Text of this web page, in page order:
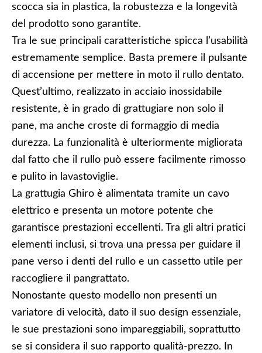
scocca sia in plastica, la robustezza e la longevità
del prodotto sono garantite.
Tra le sue principali caratteristiche spicca l’usabilità
estremamente semplice. Basta premere il pulsante
di accensione per mettere in moto il rullo dentato.
Quest’ultimo, realizzato in acciaio inossidabile
resistente, è in grado di grattugiare non solo il
pane, ma anche croste di formaggio di media
durezza. La funzionalità è ulteriormente migliorata
dal fatto che il rullo può essere facilmente rimosso
e pulito in lavastoviglie.
La grattugia Ghiro è alimentata tramite un cavo
elettrico e presenta un motore potente che
garantisce prestazioni eccellenti. Tra gli altri pratici
elementi inclusi, si trova una pressa per guidare il
pane verso i denti del rullo e un cassetto utile per
raccogliere il pangrattato.
Nonostante questo modello non presenti un
variatore di velocità, dato il suo design essenziale,
le sue prestazioni sono impareggiabili, soprattutto
se si considera il suo rapporto qualità-prezzo. In